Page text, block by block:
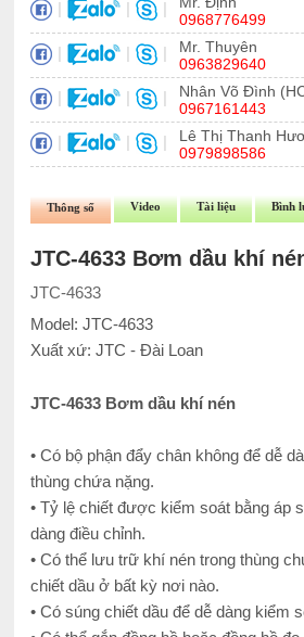
| | |
0968776499
| | |
Mr. Thuyên
0963829640
| | |
Nhân Võ Đình
0967161443
| | |
Lê Thị Thanh
0979898586
Thông số Video Tài liệu Bình
JTC-4633 Bơm dầu khí
JTC-4633
Model: JTC-4633
Xuất xứ: JTC - Đài Loan
JTC-4633 Bơm dầu khí nén
• Có bộ phận đẩy chân không để dễ
thùng chứa nặng.
• Tỷ lệ chiết được kiểm soát bằng áp
dàng điều chỉnh.
• Có thể lưu trữ khí nén trong thùng
chiết dầu ở bất kỳ nơi nào.
• Có súng chiết dầu để dễ dàng kiểm